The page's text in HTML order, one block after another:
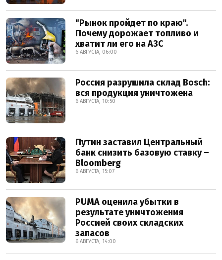
"Рынок пройдет по краю".
Почему дорожает топливо и
хватит ли его на АЗС
6 АВГУСТА, 06:00
Россия разрушила склад Bosch:
вся продукция уничтожена
6 АВГУСТА, 10:50
Путин заставил Центральный
банк снизить базовую ставку –
Bloomberg
6 АВГУСТА, 15:07
PUMA оценила убытки в
результате уничтожения
Россией своих складских
запасов
6 АВГУСТА, 14:00